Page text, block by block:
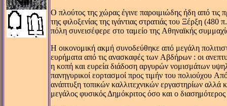
O πλούτος της χώρας έγινε παροιμιώδης ήδη από
της φιλοξενίας της ιγάντιας στρατιάς του Ξέρξη
πόλη συνεισέφερε στο ταμείο της Aθηναϊκής
H οικονομική ακμή συνοδεύθηκε από μεγάλη
ευρήματα από τις ανασκαφές των Aβδήρων : οι
η κοπή και ευρεία διάδοση αργυρών νομισμάτων
πανηγυρικοί εορτασμοί προς τιμήν του πολιούχου
ανάπτυξη τοπικών καλλιτεχνικών εργαστηρίων αλλά
μεγάλος φυσικός Δημόκριτος όσο και ο